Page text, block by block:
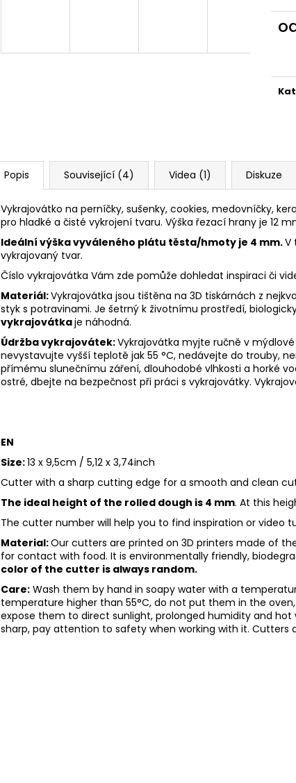
Popis Související (4) Videa (1) Diskuze
Vykrajovátko na perníčky, sušenky, cookies, medovníčky,
pro hladké a čisté vykrojení tvaru. Výška řezací hrany je 12
Ideální výška vyváleného plátu těsta/hmoty je 4 mm.V
vykrajovaný tvar.
Číslo vykrajovátka Vám zde pomůže dohledat inspiraci či
Materiál:Vykrajovátka jsou tištěna na 3D tiskárnách z
styk s potravinami. Je šetrný k životnímu prostředí,
vykrajovátkaje náhodná.
Údržba vykrajovátek:Vykrajovátka myjte ručně v
nevystavujte vyšší teplotě jak 55 °C, nedávejte do trouby,
přímému slunečnímu záření, dlouhodobé vlhkosti a horké
ostré, dbejte na bezpečnost při práci s vykrajovátky.
EN
Size:13 x 9,5cm / 5,12 x 3,74inch
Cutter with a sharp cutting edge for a smooth and clean
The ideal height of the rolled dough is 4 mm. At this
The cutter number will help you to find inspiration or video
Material:Our cutters are printed on 3D printers made of
for contact with food. It is environmentally friendly,
color of the cutter is always random.
Care: Wash them by hand in soapy water with a
temperature higher than 55°C, do not put them in the
expose them to direct sunlight, prolonged humidity and
sharp, pay attention to safety when working with it. Cutters